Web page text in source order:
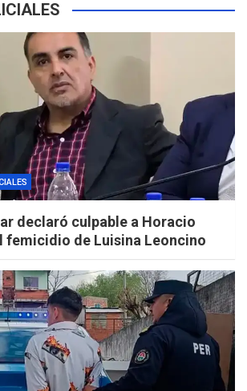
declaró culpable a Horacio
femicidio de Luisina Leoncino